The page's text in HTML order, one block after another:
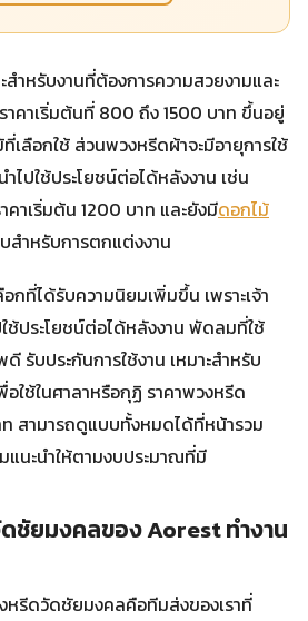
ำหรับงานที่ต้องการความสวยงามและ
คาเริ่มต้นที่ 800 ถึง 1500 บาท ขึ้นอยู่
ลือกใช้ ส่วนพวงหรีดผ้าจะมีอายุการใช้
ไปใช้ประโยชน์ต่อได้หลังงาน เช่น
คาเริ่มต้น 1200 บาท และยังมีดอกไม้
สำหรับการตกแต่งงาน
ที่ได้รับความนิยมเพิ่มขึ้น เพราะเจ้า
ช้ประโยชน์ต่อได้หลังงาน พัดลมที่ใช้
บประกันการใช้งาน เหมาะสำหรับ
ใช้ในศาลาหรือกุฏิ ราคาพวงหรีด
สามารถดูแบบทั้งหมดได้ที่หน้ารวม
แนะนำให้ตามงบประมาณที่มี
ชัยมงคลของ Aorest ทำงาน
หรีดวัดชัยมงคลคือทีมส่งของเราที่